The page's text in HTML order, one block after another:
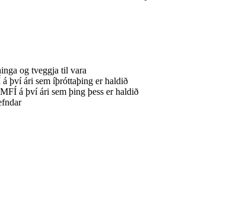
og tveggja til vara
því ári sem íþróttaþing er haldið
á því ári sem þing þess er haldið